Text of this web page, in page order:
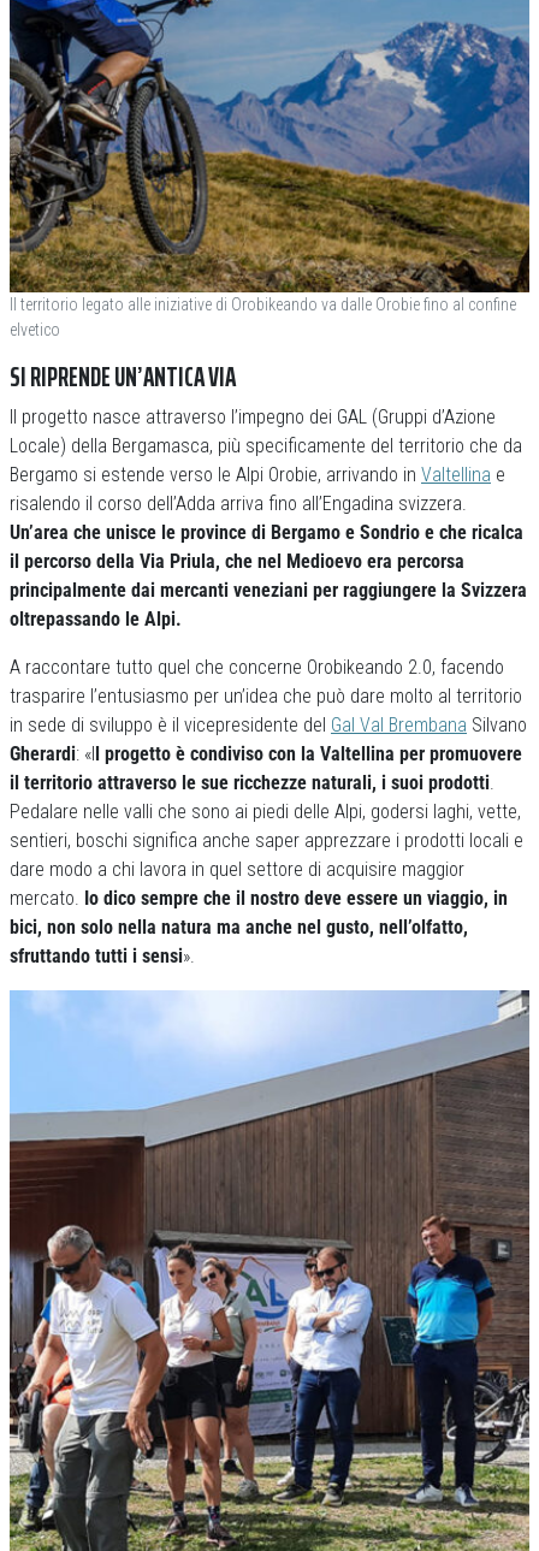
Il territorio legato alle iniziative di Orobikeando va dalle Orobie fino al confine
elvetico
SI RIPRENDE UN’ANTICA VIA
Il progetto nasce attraverso l’impegno dei GAL (Gruppi d’Azione
Locale) della Bergamasca, più specificamente del territorio che da
Bergamo si estende verso le Alpi Orobie, arrivando in Valtellina e
risalendo il corso dell’Adda arriva fino all’Engadina svizzera.
Un’area che unisce le province di Bergamo e Sondrio e che ricalca
il percorso della Via Priula, che nel Medioevo era percorsa
principalmente dai mercanti veneziani per raggiungere la Svizzera
oltrepassando le Alpi.
A raccontare tutto quel che concerne Orobikeando 2.0, facendo
trasparire l’entusiasmo per un’idea che può dare molto al territorio
in sede di sviluppo è il vicepresidente del Gal Val Brembana Silvano
Gherardi: «Il progetto è condiviso con la Valtellina per promuovere
il territorio attraverso le sue ricchezze naturali, i suoi prodotti.
Pedalare nelle valli che sono ai piedi delle Alpi, godersi laghi, vette,
sentieri, boschi significa anche saper apprezzare i prodotti locali e
dare modo a chi lavora in quel settore di acquisire maggior
mercato. Io dico sempre che il nostro deve essere un viaggio, in
bici, non solo nella natura ma anche nel gusto, nell’olfatto,
sfruttando tutti i sensi».